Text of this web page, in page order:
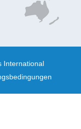
International